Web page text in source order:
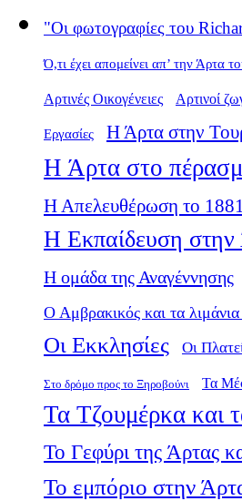
"Οι φωτογραφίες του
Ό,τι έχει απομείνει απ’ την Άρτα
Αρτινές Οικογένειες Αρτινοί
Εργασίες Η Άρτα στην
Η Άρτα στο
Η Απελευθέρωση το
Η Εκπαίδευση στην
Η ομάδα της Αναγέννησης
Ο Αμβρακικός και τα
Οι Εκκλησίες Οι
Στο δρόμο προς το Ξηροβούνι Τα
Τα Τζουμέρκα και
Το Γεφύρι της Άρτας
Το εμπόριο στην